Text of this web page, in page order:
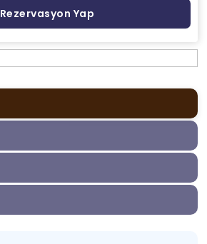
Rezervasyon Yap